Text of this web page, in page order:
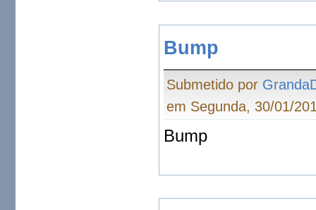
Bump
Submetido por
em Segunda, 30/01/
Bump